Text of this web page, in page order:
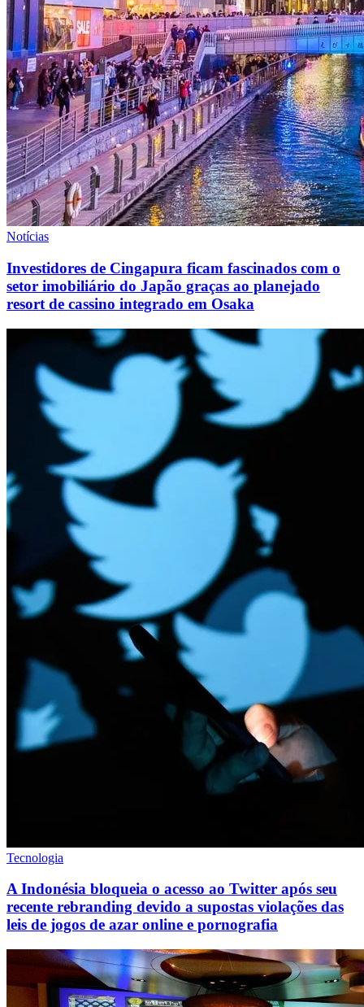
Notícias
Investidores de Cingapura ficam fascinados com o
setor imobiliário do Japão graças ao planejado
resort de cassino integrado em Osaka
Tecnologia
A Indonésia bloqueia o acesso ao Twitter após seu
recente rebranding devido a supostas violações das
leis de jogos de azar online e pornografia